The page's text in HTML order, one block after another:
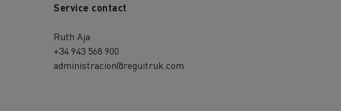
Service contact
Ruth Aja
+34 943 568 900
administracion@reguitruk.com